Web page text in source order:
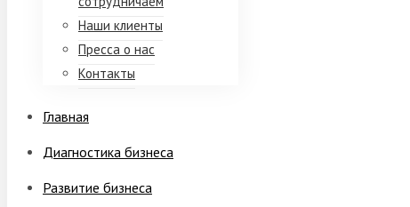
Наши клиенты
Пресса о нас
Контакты
Главная
Диагностика бизнеса
Развитие бизнеса